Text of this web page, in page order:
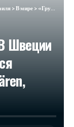
>В мире>«Грубое пробуждение». В Швеции осознали, к чему сводится членство в НАТО (Proletären, Швеция)
Швеции